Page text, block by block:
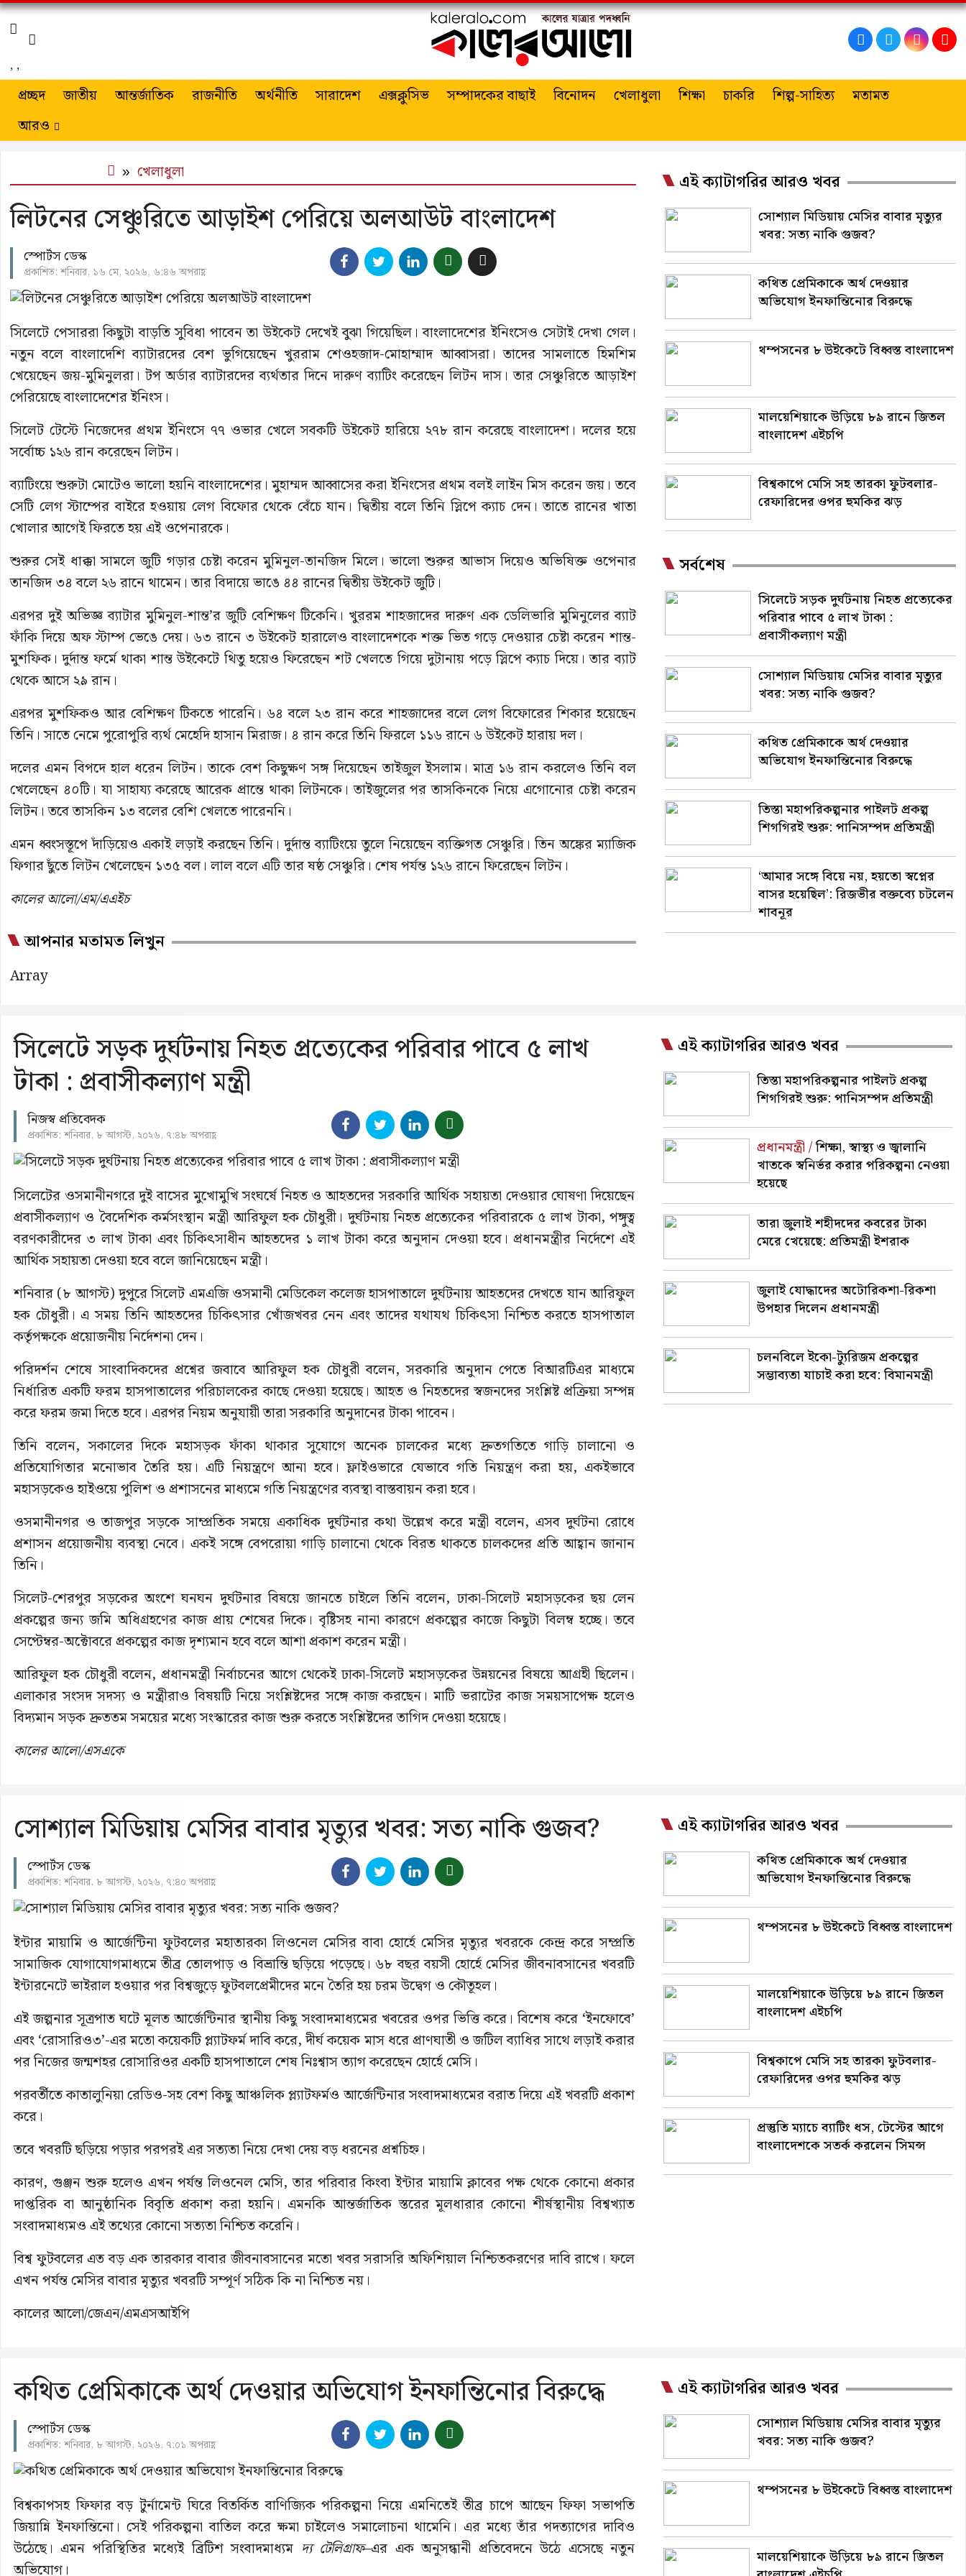
, ,
প্রচ্ছদ জাতীয় আন্তর্জাতিক রাজনীতি অর্থনীতি সারাদেশ এক্সক্লুসিভ সম্পাদকের বাছাই বিনোদন খেলাধুলা শিক্ষা চাকরি শিল্প-সাহিত্য
মতামত
আরও
খেলাধুলা
লিটনের সেঞ্চুরিতে আড়াইশ পেরিয়ে অলআউট বাংলাদেশ
স্পোর্টস ডেস্ক
প্রকাশিত: শনিবার, ১৬ মে, ২০২৬, ৬:৪৬ অপরাহ্ণ
সিলেটে পেসাররা কিছুটা বাড়তি সুবিধা পাবেন তা উইকেট দেখেই বুঝা গিয়েছিল। বাংলাদেশের ইনিংসেও সেটাই দেখা গেল।
নতুন বলে বাংলাদেশি ব্যাটারদের বেশ ভুগিয়েছেন খুররাম শেওহজাদ-মোহাম্মাদ আব্বাসরা। তাদের সামলাতে হিমশিম
খেয়েছেন জয়-মুমিনুলরা। টপ অর্ডার ব্যাটারদের ব্যর্থতার দিনে দারুণ ব্যাটিং করেছেন লিটন দাস। তার সেঞ্চুরিতে আড়াইশ
পেরিয়েছে বাংলাদেশের ইনিংস।
সিলেট টেস্টে নিজেদের প্রথম ইনিংসে ৭৭ ওভার খেলে সবকটি উইকেট হারিয়ে ২৭৮ রান করেছে বাংলাদেশ। দলের হয়ে
সর্বোচ্চ ১২৬ রান করেছেন লিটন।
ব্যাটিংয়ে শুরুটা মোটেও ভালো হয়নি বাংলাদেশের। মুহাম্মদ আব্বাসের করা ইনিংসের প্রথম বলই লাইন মিস করেন জয়। তবে
সেটি লেগ স্টাম্পের বাইরে হওয়ায় লেগ বিফোর থেকে বেঁচে যান। দ্বিতীয় বলে তিনি স্লিপে ক্যাচ দেন। তাতে রানের খাতা
খোলার আগেই ফিরতে হয় এই ওপেনারকে।
শুরুর সেই ধাক্কা সামলে জুটি গড়ার চেষ্টা করেন মুমিনুল-তানজিদ মিলে। ভালো শুরুর আভাস দিয়েও অভিষিক্ত ওপেনার
তানজিদ ৩৪ বলে ২৬ রানে থামেন। তার বিদায়ে ভাঙে ৪৪ রানের দ্বিতীয় উইকেট জুটি।
এরপর দুই অভিজ্ঞ ব্যাটার মুমিনুল-শান্ত’র জুটি বেশিক্ষণ টিকেনি। খুররম শাহজাদের দারুণ এক ডেলিভারি মুমিনুলের ব্যাট
ফাঁকি দিয়ে অফ স্টাম্প ভেঙে দেয়। ৬৩ রানে ৩ উইকেট হারালেও বাংলাদেশকে শক্ত ভিত গড়ে দেওয়ার চেষ্টা করেন শান্ত-
মুশফিক। দুর্দান্ত ফর্মে থাকা শান্ত উইকেটে থিতু হয়েও ফিরেছেন শট খেলতে গিয়ে দুটানায় পড়ে স্লিপে ক্যাচ দিয়ে। তার ব্যাট
থেকে আসে ২৯ রান।
এরপর মুশফিকও আর বেশিক্ষণ টিকতে পারেনি। ৬৪ বলে ২৩ রান করে শাহজাদের বলে লেগ বিফোরের শিকার হয়েছেন
তিনি। সাতে নেমে পুরোপুরি ব্যর্থ মেহেদি হাসান মিরাজ। ৪ রান করে তিনি ফিরলে ১১৬ রানে ৬ উইকেট হারায় দল।
দলের এমন বিপদে হাল ধরেন লিটন। তাকে বেশ কিছুক্ষণ সঙ্গ দিয়েছেন তাইজুল ইসলাম। মাত্র ১৬ রান করলেও তিনি বল
খেলেছেন ৪০টি। যা সাহায্য করেছে আরেক প্রান্তে থাকা লিটনকে। তাইজুলের পর তাসকিনকে নিয়ে এগোনোর চেষ্টা করেন
লিটন। তবে তাসকিন ১৩ বলের বেশি খেলতে পারেননি।
এমন ধ্বংসস্তূপে দাঁড়িয়েও একাই লড়াই করছেন তিনি। দুর্দান্ত ব্যাটিংয়ে তুলে নিয়েছেন ব্যক্তিগত সেঞ্চুরি। তিন অঙ্কের ম্যাজিক
ফিগার ছুঁতে লিটন খেলেছেন ১৩৫ বল। লাল বলে এটি তার ষষ্ঠ সেঞ্চুরি। শেষ পর্যন্ত ১২৬ রানে ফিরেছেন লিটন।
কালের আলো/এম/এএইচ
আপনার মতামত লিখুন
Array
এই ক্যাটাগরির আরও খবর
সোশ্যাল মিডিয়ায় মেসির বাবার মৃত্যুর
খবর: সত্য নাকি গুজব?
কথিত প্রেমিকাকে অর্থ দেওয়ার
অভিযোগ ইনফান্তিনোর বিরুদ্ধে
থম্পসনের ৮ উইকেটে বিধ্বস্ত বাংলাদেশ
মালয়েশিয়াকে উড়িয়ে ৮৯ রানে জিতল
বাংলাদেশ এইচপি
বিশ্বকাপে মেসি সহ তারকা ফুটবলার-
রেফারিদের ওপর হুমকির ঝড়
সর্বশেষ
সিলেটে সড়ক দুর্ঘটনায় নিহত প্রত্যেকের
পরিবার পাবে ৫ লাখ টাকা :
প্রবাসীকল্যাণ মন্ত্রী
সোশ্যাল মিডিয়ায় মেসির বাবার মৃত্যুর
খবর: সত্য নাকি গুজব?
কথিত প্রেমিকাকে অর্থ দেওয়ার
অভিযোগ ইনফান্তিনোর বিরুদ্ধে
তিস্তা মহাপরিকল্পনার পাইলট প্রকল্প
শিগগিরই শুরু: পানিসম্পদ প্রতিমন্ত্রী
‘আমার সঙ্গে বিয়ে নয়, হয়তো স্বপ্নের
বাসর হয়েছিল’: রিজভীর বক্তব্যে চটলেন
শাবনূর
সিলেটে সড়ক দুর্ঘটনায় নিহত প্রত্যেকের পরিবার পাবে ৫ লাখ
টাকা : প্রবাসীকল্যাণ মন্ত্রী
নিজস্ব প্রতিবেদক
প্রকাশিত: শনিবার, ৮ আগস্ট, ২০২৬, ৭:৪৮ অপরাহ্ণ
সিলেটের ওসমানীনগরে দুই বাসের মুখোমুখি সংঘর্ষে নিহত ও আহতদের সরকারি আর্থিক সহায়তা দেওয়ার ঘোষণা দিয়েছেন
প্রবাসীকল্যাণ ও বৈদেশিক কর্মসংস্থান মন্ত্রী আরিফুল হক চৌধুরী। দুর্ঘটনায় নিহত প্রত্যেকের পরিবারকে ৫ লাখ টাকা, পঙ্গুত্ব
বরণকারীদের ৩ লাখ টাকা এবং চিকিৎসাধীন আহতদের ১ লাখ টাকা করে অনুদান দেওয়া হবে। প্রধানমন্ত্রীর নির্দেশে এই
আর্থিক সহায়তা দেওয়া হবে বলে জানিয়েছেন মন্ত্রী।
শনিবার (৮ আগস্ট) দুপুরে সিলেট এমএজি ওসমানী মেডিকেল কলেজ হাসপাতালে দুর্ঘটনায় আহতদের দেখতে যান আরিফুল
হক চৌধুরী। এ সময় তিনি আহতদের চিকিৎসার খোঁজখবর নেন এবং তাদের যথাযথ চিকিৎসা নিশ্চিত করতে হাসপাতাল
কর্তৃপক্ষকে প্রয়োজনীয় নির্দেশনা দেন।
পরিদর্শন শেষে সাংবাদিকদের প্রশ্নের জবাবে আরিফুল হক চৌধুরী বলেন, সরকারি অনুদান পেতে বিআরটিএর মাধ্যমে
নির্ধারিত একটি ফরম হাসপাতালের পরিচালকের কাছে দেওয়া হয়েছে। আহত ও নিহতদের স্বজনদের সংশ্লিষ্ট প্রক্রিয়া সম্পন্ন
করে ফরম জমা দিতে হবে। এরপর নিয়ম অনুযায়ী তারা সরকারি অনুদানের টাকা পাবেন।
তিনি বলেন, সকালের দিকে মহাসড়ক ফাঁকা থাকার সুযোগে অনেক চালকের মধ্যে দ্রুতগতিতে গাড়ি চালানো ও
প্রতিযোগিতার মনোভাব তৈরি হয়। এটি নিয়ন্ত্রণে আনা হবে। ফ্লাইওভারে যেভাবে গতি নিয়ন্ত্রণ করা হয়, একইভাবে
মহাসড়কেও হাইওয়ে পুলিশ ও প্রশাসনের মাধ্যমে গতি নিয়ন্ত্রণের ব্যবস্থা বাস্তবায়ন করা হবে।
ওসমানীনগর ও তাজপুর সড়কে সাম্প্রতিক সময়ে একাধিক দুর্ঘটনার কথা উল্লেখ করে মন্ত্রী বলেন, এসব দুর্ঘটনা রোধে
প্রশাসন প্রয়োজনীয় ব্যবস্থা নেবে। একই সঙ্গে বেপরোয়া গাড়ি চালানো থেকে বিরত থাকতে চালকদের প্রতি আহ্বান জানান
তিনি।
সিলেট-শেরপুর সড়কের অংশে ঘনঘন দুর্ঘটনার বিষয়ে জানতে চাইলে তিনি বলেন, ঢাকা-সিলেট মহাসড়কের ছয় লেন
প্রকল্পের জন্য জমি অধিগ্রহণের কাজ প্রায় শেষের দিকে। বৃষ্টিসহ নানা কারণে প্রকল্পের কাজে কিছুটা বিলম্ব হচ্ছে। তবে
সেপ্টেম্বর-অক্টোবরে প্রকল্পের কাজ দৃশ্যমান হবে বলে আশা প্রকাশ করেন মন্ত্রী।
আরিফুল হক চৌধুরী বলেন, প্রধানমন্ত্রী নির্বাচনের আগে থেকেই ঢাকা-সিলেট মহাসড়কের উন্নয়নের বিষয়ে আগ্রহী ছিলেন।
এলাকার সংসদ সদস্য ও মন্ত্রীরাও বিষয়টি নিয়ে সংশ্লিষ্টদের সঙ্গে কাজ করছেন। মাটি ভরাটের কাজ সময়সাপেক্ষ হলেও
বিদ্যমান সড়ক দ্রুততম সময়ের মধ্যে সংস্কারের কাজ শুরু করতে সংশ্লিষ্টদের তাগিদ দেওয়া হয়েছে।
কালের আলো/এসএকে
এই ক্যাটাগরির আরও খবর
তিস্তা মহাপরিকল্পনার পাইলট প্রকল্প
শিগগিরই শুরু: পানিসম্পদ প্রতিমন্ত্রী
প্রধানমন্ত্রী /শিক্ষা, স্বাস্থ্য ও জ্বালানি
খাতকে স্বনির্ভর করার পরিকল্পনা নেওয়া
হয়েছে
তারা জুলাই শহীদদের কবরের টাকা
মেরে খেয়েছে: প্রতিমন্ত্রী ইশরাক
জুলাই যোদ্ধাদের অটোরিকশা-রিকশা
উপহার দিলেন প্রধানমন্ত্রী
চলনবিলে ইকো-ট্যুরিজম প্রকল্পের
সম্ভাব্যতা যাচাই করা হবে: বিমানমন্ত্রী
সোশ্যাল মিডিয়ায় মেসির বাবার মৃত্যুর খবর: সত্য নাকি গুজব?
স্পোর্টস ডেস্ক
প্রকাশিত: শনিবার, ৮ আগস্ট, ২০২৬, ৭:৪০ অপরাহ্ণ
ইন্টার মায়ামি ও আর্জেন্টিনা ফুটবলের মহাতারকা লিওনেল মেসির বাবা হোর্হে মেসির মৃত্যুর খবরকে কেন্দ্র করে সম্প্রতি
সামাজিক যোগাযোগমাধ্যমে তীব্র তোলপাড় ও বিভ্রান্তি ছড়িয়ে পড়েছে। ৬৮ বছর বয়সী হোর্হে মেসির জীবনাবসানের খবরটি
ইন্টারনেটে ভাইরাল হওয়ার পর বিশ্বজুড়ে ফুটবলপ্রেমীদের মনে তৈরি হয় চরম উদ্বেগ ও কৌতূহল।
এই জল্পনার সূত্রপাত ঘটে মূলত আর্জেন্টিনার স্থানীয় কিছু সংবাদমাধ্যমের খবরের ওপর ভিত্তি করে। বিশেষ করে ‘ইনফোবে’
এবং ‘রোসারিও৩’-এর মতো কয়েকটি প্ল্যাটফর্ম দাবি করে, দীর্ঘ কয়েক মাস ধরে প্রাণঘাতী ও জটিল ব্যাধির সাথে লড়াই করার
পর নিজের জন্মশহর রোসারিওর একটি হাসপাতালে শেষ নিঃশ্বাস ত্যাগ করেছেন হোর্হে মেসি।
পরবর্তীতে কাতালুনিয়া রেডিও-সহ বেশ কিছু আঞ্চলিক প্ল্যাটফর্মও আর্জেন্টিনার সংবাদমাধ্যমের বরাত দিয়ে এই খবরটি প্রকাশ
করে।
তবে খবরটি ছড়িয়ে পড়ার পরপরই এর সত্যতা নিয়ে দেখা দেয় বড় ধরনের প্রশ্নচিহ্ন।
কারণ, গুঞ্জন শুরু হলেও এখন পর্যন্ত লিওনেল মেসি, তার পরিবার কিংবা ইন্টার মায়ামি ক্লাবের পক্ষ থেকে কোনো প্রকার
দাপ্তরিক বা আনুষ্ঠানিক বিবৃতি প্রকাশ করা হয়নি। এমনকি আন্তর্জাতিক স্তরের মূলধারার কোনো শীর্ষস্থানীয় বিশ্বখ্যাত
সংবাদমাধ্যমও এই তথ্যের কোনো সত্যতা নিশ্চিত করেনি।
বিশ্ব ফুটবলের এত বড় এক তারকার বাবার জীবনাবসানের মতো খবর সরাসরি অফিশিয়াল নিশ্চিতকরণের দাবি রাখে। ফলে
এখন পর্যন্ত মেসির বাবার মৃত্যুর খবরটি সম্পূর্ণ সঠিক কি না নিশ্চিত নয়।
কালের আলো/জেএন/এমএসআইপি
এই ক্যাটাগরির আরও খবর
কথিত প্রেমিকাকে অর্থ দেওয়ার
অভিযোগ ইনফান্তিনোর বিরুদ্ধে
থম্পসনের ৮ উইকেটে বিধ্বস্ত বাংলাদেশ
মালয়েশিয়াকে উড়িয়ে ৮৯ রানে জিতল
বাংলাদেশ এইচপি
বিশ্বকাপে মেসি সহ তারকা ফুটবলার-
রেফারিদের ওপর হুমকির ঝড়
প্রস্তুতি ম্যাচে ব্যাটিং ধস, টেস্টের আগে
বাংলাদেশকে সতর্ক করলেন সিমন্স
কথিত প্রেমিকাকে অর্থ দেওয়ার অভিযোগ ইনফান্তিনোর বিরুদ্ধে
স্পোর্টস ডেস্ক
প্রকাশিত: শনিবার, ৮ আগস্ট, ২০২৬, ৭:০১ অপরাহ্ণ
বিশ্বকাপসহ ফিফার বড় টুর্নামেন্ট ঘিরে বিতর্কিত বাণিজ্যিক পরিকল্পনা নিয়ে এমনিতেই তীব্র চাপে আছেন ফিফা সভাপতি
জিয়ান্নি ইনফান্তিনো। সেই পরিকল্পনা বাতিল করে ক্ষমা চাইলেও সমালোচনা থামেনি। এর মধ্যে তাঁর পদত্যাগের দাবিও
উঠেছে। এমন পরিস্থিতির মধ্যেই ব্রিটিশ সংবাদমাধ্যম দ্য টেলিগ্রাফ–এর এক অনুসন্ধানী প্রতিবেদনে উঠে এসেছে নতুন
অভিযোগ।
এই ক্যাটাগরির আরও খবর
সোশ্যাল মিডিয়ায় মেসির বাবার মৃত্যুর
খবর: সত্য নাকি গুজব?
থম্পসনের ৮ উইকেটে বিধ্বস্ত বাংলাদেশ
মালয়েশিয়াকে উড়িয়ে ৮৯ রানে জিতল